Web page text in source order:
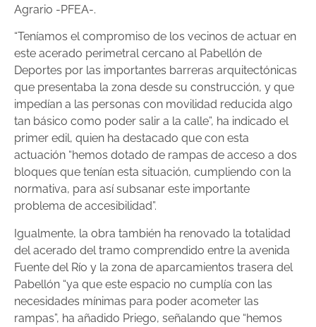
Agrario -PFEA-.
“Teníamos el compromiso de los vecinos de actuar en
este acerado perimetral cercano al Pabellón de
Deportes por las importantes barreras arquitectónicas
que presentaba la zona desde su construcción, y que
impedían a las personas con movilidad reducida algo
tan básico como poder salir a la calle”, ha indicado el
primer edil, quien ha destacado que con esta
actuación “hemos dotado de rampas de acceso a dos
bloques que tenían esta situación, cumpliendo con la
normativa, para así subsanar este importante
problema de accesibilidad”.
Igualmente, la obra también ha renovado la totalidad
del acerado del tramo comprendido entre la avenida
Fuente del Río y la zona de aparcamientos trasera del
Pabellón “ya que este espacio no cumplía con las
necesidades mínimas para poder acometer las
rampas”, ha añadido Priego, señalando que “hemos